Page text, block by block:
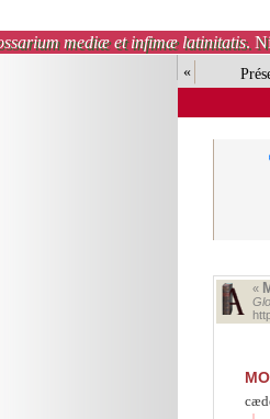
mediæ et infimæ latinitatis.
«
«